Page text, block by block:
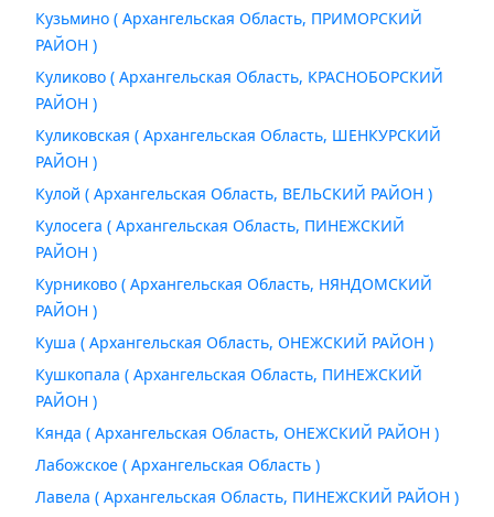
Кузьмино ( Архангельская Область, ПРИМОРСКИЙ
РАЙОН )
Куликово ( Архангельская Область, КРАСНОБОРСКИЙ
РАЙОН )
Куликовская ( Архангельская Область, ШЕНКУРСКИЙ
РАЙОН )
Кулой ( Архангельская Область, ВЕЛЬСКИЙ РАЙОН )
Кулосега ( Архангельская Область, ПИНЕЖСКИЙ
РАЙОН )
Курниково ( Архангельская Область, НЯНДОМСКИЙ
РАЙОН )
Куша ( Архангельская Область, ОНЕЖСКИЙ РАЙОН )
Кушкопала ( Архангельская Область, ПИНЕЖСКИЙ
РАЙОН )
Кянда ( Архангельская Область, ОНЕЖСКИЙ РАЙОН )
Лабожское ( Архангельская Область )
Лавела ( Архангельская Область, ПИНЕЖСКИЙ РАЙОН )